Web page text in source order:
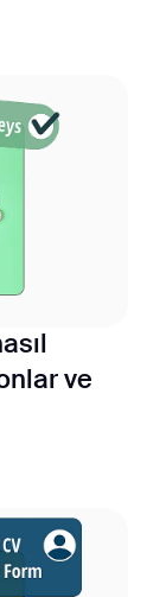
ve